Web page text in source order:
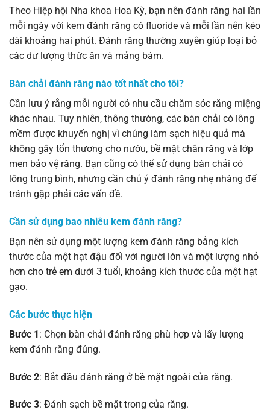
Theo Hiệp hội Nha khoa Hoa Kỳ, bạn nên đánh răng hai lần
mỗi ngày với kem đánh răng có fluoride và mỗi lần nên kéo
dài khoảng hai phút. Đánh răng thường xuyên giúp loại bỏ
các dư lượng thức ăn và mảng bám.
Bàn chải đánh răng nào tốt nhất cho tôi?
Cần lưu ý rằng mỗi người có nhu cầu chăm sóc răng miệng
khác nhau. Tuy nhiên, thông thường, các bàn chải có lông
mềm được khuyến nghị vì chúng làm sạch hiệu quả mà
không gây tổn thương cho nướu, bề mặt chân răng và lớp
men bảo vệ răng. Bạn cũng có thể sử dụng bàn chải có
lông trung bình, nhưng cần chú ý đánh răng nhẹ nhàng để
tránh gặp phải các vấn đề.
Cần sử dụng bao nhiêu kem đánh răng?
Bạn nên sử dụng một lượng kem đánh răng bằng kích
thước của một hạt đậu đối với người lớn và một lượng nhỏ
hơn cho trẻ em dưới 3 tuổi, khoảng kích thước của một hạt
gạo.
Các bước thực hiện
Bước 1: Chọn bàn chải đánh răng phù hợp và lấy lượng
kem đánh răng đúng.
Bước 2: Bắt đầu đánh răng ở bề mặt ngoài của răng.
Bước 3: Đánh sạch bề mặt trong của răng.